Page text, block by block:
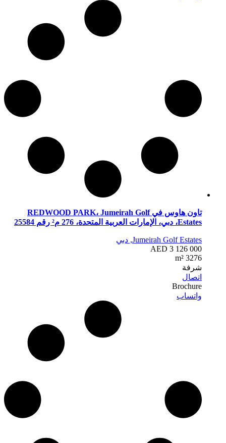
تاون هاوس في REDWOOD PARK، Jumeirah Golf
Estates، دبي، الإمارات العربية المتحدة، 276 م² رقم 25584
Jumeirah Golf Estates, دبي
AED 3 126 000
3276 m²
شرفة
اتصال
Brochure
واتساب